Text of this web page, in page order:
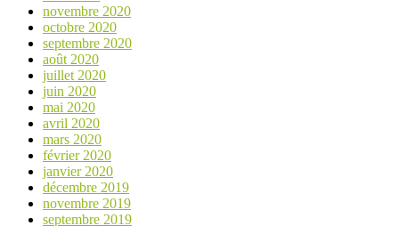
novembre 2020
octobre 2020
septembre 2020
août 2020
juillet 2020
juin 2020
mai 2020
avril 2020
mars 2020
février 2020
janvier 2020
décembre 2019
novembre 2019
septembre 2019